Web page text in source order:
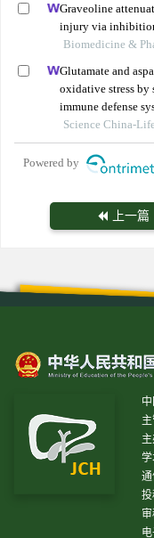
Graveoline
injury via
Biomedicine &
Glutamate and
oxidative stress
immune defense
Science China-
Powered by
上一篇
电